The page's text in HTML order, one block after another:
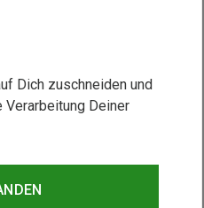
Dich zuschneiden und
Deiner